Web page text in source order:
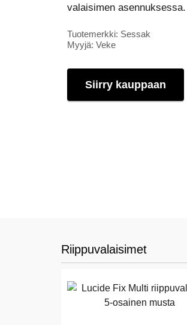
valaisimen asennuksessa.
Tuotemerkki: Sessak
Myyjä: Veke
Siirry kauppaan
Riippuvalaisimet